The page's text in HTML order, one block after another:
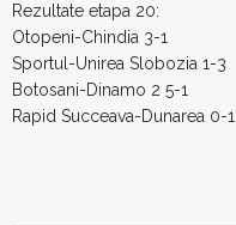
Rezultate etapa 20:
Otopeni-Chindia 3-1
Sportul-Unirea Slobozia 1-3
Botosani-Dinamo 2 5-1
Rapid Succeava-Dunarea 0-1